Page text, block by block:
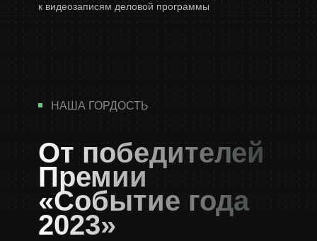
к видеозаписям деловой программы
От победителей
Премии
«Событие года
2023»
НАША ГОРДОСТЬ